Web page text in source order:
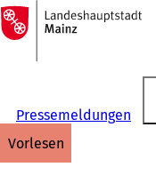
Inhalt anspringen
Zur
Startseite
Pressemeldungen
vorlesen